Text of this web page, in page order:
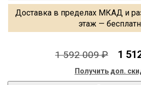
Доставка в пределах МКАД и
этаж —
1 592 009 ₽ 1
Получить доп.